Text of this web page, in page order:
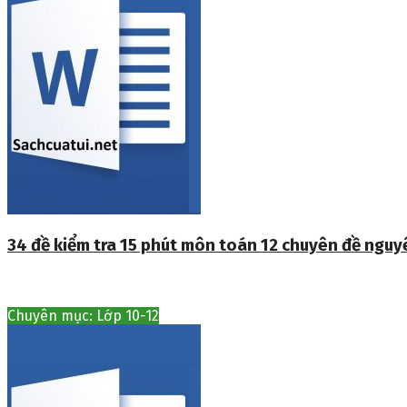
34 đề kiểm tra 15 phút môn toán 12 chuyên đề
Chuyên mục: Lớp 10-12